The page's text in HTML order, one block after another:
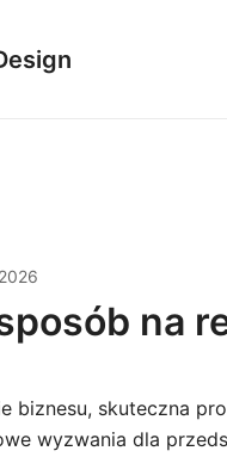
na
biznesu, skuteczna
wyzwania dla